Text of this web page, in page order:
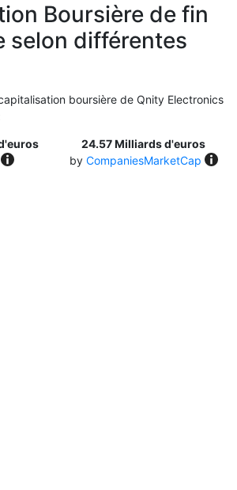
Boursière de fin
selon différentes
boursière de Qnity Electronics
24.57 Milliards d'euros
by CompaniesMarketCap